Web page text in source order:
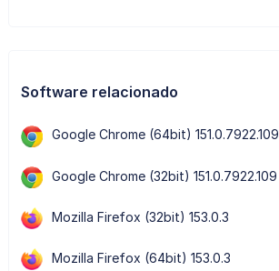
Software relacionado
Google Chrome (64bit) 151.0.7922.109
Google Chrome (32bit) 151.0.7922.109
Mozilla Firefox (32bit) 153.0.3
Mozilla Firefox (64bit) 153.0.3